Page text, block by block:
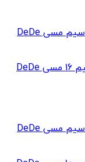
سرکابل حرارتی فشار ضعیف مناسب سیم 16 مسی DeDe